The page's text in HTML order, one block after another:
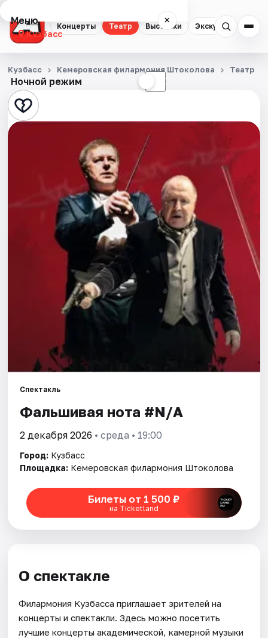
Концерты Театр Выставки Экскурсии
Меню ×
Кузбасс
Концерты
Театр
Выставки
Площадки
Ночной режим ☾
Кузбасс Кемеровская филармония Штоколова Театр
Спектакль
Фальшивая нота #N/A
2 декабря 2026 • среда • 19:00
Город: Кузбасс
Площадка: Кемеровская филармония Штоколова
Билеты от 1 500 ₽
на Ticketland
О спектакле
Филармония Кузбасса приглашает зрителей на
концерты и спектакли. Здесь можно посетить
лучшие концерты академической, камерной музыки